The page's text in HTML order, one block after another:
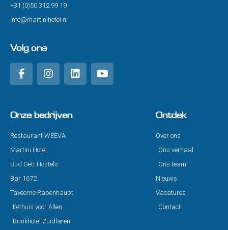
+31 (0)50 312 99 19
info@martinihotel.nl
Volg ons
Onze bedrijven
Restaurant WEEVA
Martini Hotel
Bud Gett Hostels
Bar 1672
Taveerne Rabenhaupt
Eethuis voor Allen
Brinkhotel Zuidlaren
Ontdek
Over ons
Ons verhaal
Ons team
Nieuws
Vacatures
Contact